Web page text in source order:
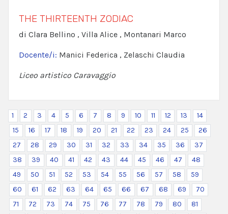
THE THIRTEENTH ZODIAC
di Clara Bellino , Villa Alice , Montanari Marco
Docente/i: Manici Federica , Zelaschi Claudia
Liceo artistico Caravaggio
1 2 3 4 5 6 7 8 9 10 11 12 13
14
15
16 17 18 19 20 21 22 23 24 25
26
27
28 29 30 31 32 33 34 35 36
37
38
39 40 41 42 43 44 45 46 47
48
49
50 51 52 53 54 55 56 57 58
59
60
61 62 63 64 65 66 67 68 69
70
71
72 73 74 75 76 77 78 79 80
81